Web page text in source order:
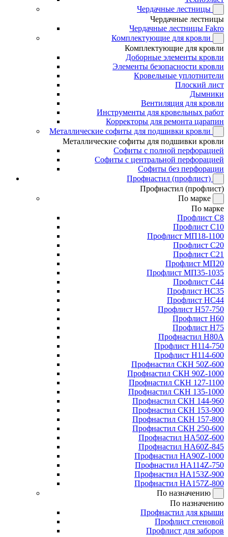
Чердачные лестницы
Чердачные лестницы
Чердачные лестницы Fakro
Комплектующие для кровли
Комплектующие для кровли
Доборные элементы кровли
Элементы безопасности кровли
Кровельные уплотнители
Плоский лист
Дымники
Вентиляция для кровли
Инструменты для кровельных работ
Корректоры для ремонта царапин
Металлические софиты для подшивки кровли
Металлические софиты для подшивки кровли
Софиты с полной перфорацией
Софиты с центральной перфорацией
Софиты без перфорации
Профнастил (профлист)
Профнастил (профлист)
По марке
По марке
Профлист С8
Профлист С10
Профлист МП18-1100
Профлист С20
Профлист С21
Профлист МП20
Профлист МП35-1035
Профлист С44
Профлист НС35
Профлист НС44
Профлист Н57-750
Профлист Н60
Профлист Н75
Профнастил Н80А
Профлист Н114-750
Профлист Н114-600
Профнастил СКН 50Z-600
Профнастил СКН 90Z-1000
Профнастил СКН 127-1100
Профнастил СКН 135-1000
Профнастил СКН 144-960
Профнастил СКН 153-900
Профнастил СКН 157-800
Профнастил СКН 250-600
Профнастил НА50Z-600
Профнастил НА60Z-845
Профнастил НА90Z-1000
Профнастил НА114Z-750
Профнастил НА153Z-900
Профнастил НА157Z-800
По назначению
По назначению
Профнастил для крыши
Профлист стеновой
Профлист для заборов